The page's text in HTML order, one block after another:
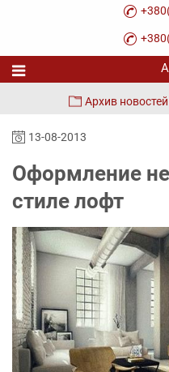
Архив новостей
13-08-2013
Оформление
стиле лофт